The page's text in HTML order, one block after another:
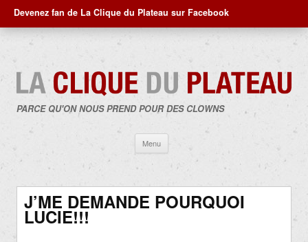
Devenez fan de La Clique du Plateau sur Facebook
PARCE QU'ON NOUS PREND POUR DES CLOWNS
Menu
contenu
J’ME DEMANDE POURQUOI
LUCIE!!!